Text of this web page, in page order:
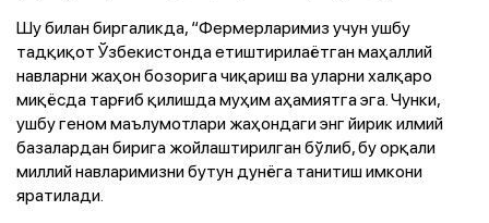
Шу билан биргаликда, “Фермерларимиз учун ушбу
тадқиқот Ўзбекистонда етиштирилаётган маҳаллий
навларни жаҳон бозорига чиқариш ва уларни халқаро
миқёсда тарғиб қилишда муҳим аҳамиятга эга. Чунки,
ушбу геном маълумотлари жаҳондаги энг йирик илмий
базалардан бирига жойлаштирилган бўлиб, бу орқали
миллий навларимизни бутун дунёга танитиш имкони
яратилади.